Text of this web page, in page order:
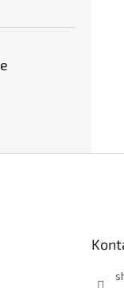
hviezdičiek.